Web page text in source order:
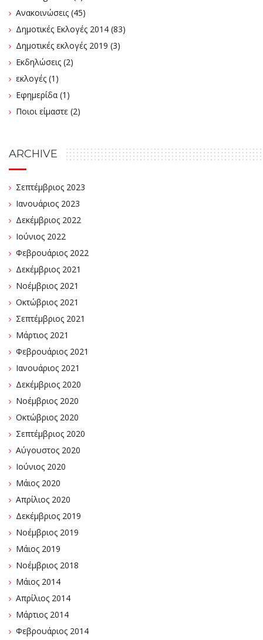
Ανακοινώσεις (45)
Δημοτικές Εκλογές 2014 (83)
Δημοτικές εκλογές 2019 (3)
Εκδηλώσεις (2)
εκλογές (1)
Εφημερίδα (1)
Ποιοι είμαστε (2)
ARCHIVE
Σεπτέμβριος 2023
Ιανουάριος 2023
Δεκέμβριος 2022
Ιούνιος 2022
Φεβρουάριος 2022
Δεκέμβριος 2021
Νοέμβριος 2021
Οκτώβριος 2021
Σεπτέμβριος 2021
Μάρτιος 2021
Φεβρουάριος 2021
Ιανουάριος 2021
Δεκέμβριος 2020
Νοέμβριος 2020
Οκτώβριος 2020
Σεπτέμβριος 2020
Αύγουστος 2020
Ιούνιος 2020
Μάιος 2020
Απρίλιος 2020
Δεκέμβριος 2019
Νοέμβριος 2019
Μάιος 2019
Νοέμβριος 2018
Μάιος 2014
Απρίλιος 2014
Μάρτιος 2014
Φεβρουάριος 2014